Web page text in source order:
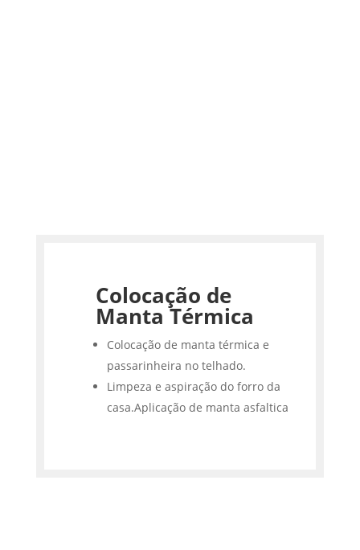
Colocação de
Manta Térmica
Colocação de manta térmica e
passarinheira no telhado.
Limpeza e aspiração do forro da
casa.Aplicação de manta asfaltica